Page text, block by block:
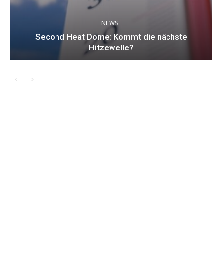
NEWS
Second Heat Dome: Kommt die nächste
Hitzewelle?